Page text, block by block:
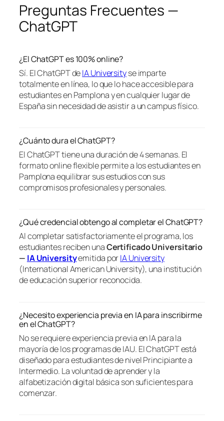
Preguntas Frecuentes —
ChatGPT
¿El ChatGPT es 100% online?
Sí. El ChatGPT deIA Universityse imparte
totalmente en línea, lo que lo hace accesible para
estudiantes en Pamplona y en cualquier lugar de
España sin necesidad de asistir a un campus físico.
¿Cuánto dura el ChatGPT?
El ChatGPT tiene una duración de 4 semanas. El
formato online flexible permite a los estudiantes en
Pamplona equilibrar sus estudios con sus
compromisos profesionales y personales.
¿Qué credencial obtengo al completar el ChatGPT?
Al completar satisfactoriamente el programa, los
estudiantes reciben unaCertificado Universitario
— IA Universityemitida porIA University
(International American University), una institución
de educación superior reconocida.
¿Necesito experiencia previa en IA para inscribirme
en el ChatGPT?
No se requiere experiencia previa en IA para la
mayoría de los programas de IAU. El ChatGPT está
diseñado para estudiantes de nivel Principiante a
Intermedio. La voluntad de aprender y la
alfabetización digital básica son suficientes para
comenzar.